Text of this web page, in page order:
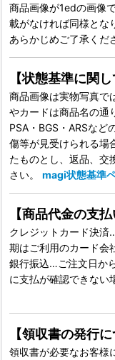
商品画像が1edの画像
載がなければ同様とな
あらかじめご了承くだ
【状態基準に関し
商品画像は実物写真で
やカードは商品名の通
PSA・BGS・ARSなど
傷等が見受けられる場
たものとし、返品、交
さい。 magi状態基準
【商品代金の支払
クレジットカード決
期はご利用のカード会
銀行振込…ご注文日か
に支払が確認できない
【領収書の発行に
領収書が必要なお客様